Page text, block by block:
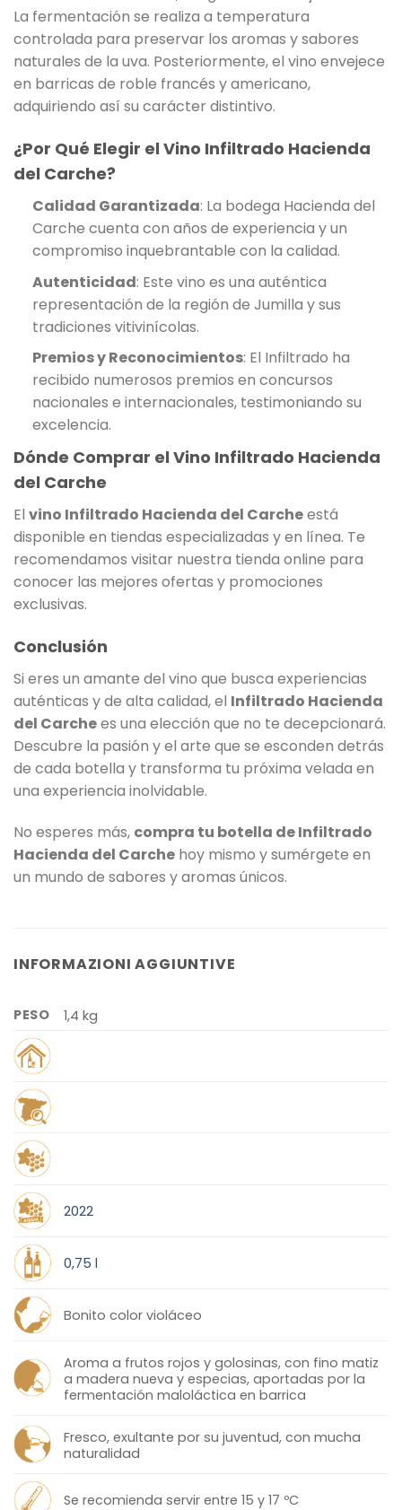
La fermentación se realiza a temperatura
controlada para preservar los aromas y sabores
naturales de la uva. Posteriormente, el vino envejece
en barricas de roble francés y americano,
adquiriendo así su carácter distintivo.
¿Por Qué Elegir el Vino Infiltrado Hacienda
del Carche?
Calidad Garantizada: La bodega Hacienda del
Carche cuenta con años de experiencia y un
compromiso inquebrantable con la calidad.
Autenticidad: Este vino es una auténtica
representación de la región de Jumilla y sus
tradiciones vitivinícolas.
Premios y Reconocimientos: El Infiltrado ha
recibido numerosos premios en concursos
nacionales e internacionales, testimoniando su
excelencia.
Dónde Comprar el Vino Infiltrado Hacienda
del Carche
El vino Infiltrado Hacienda del Carcheestá
disponible en tiendas especializadas y en línea. Te
recomendamos visitar nuestra tienda online para
conocer las mejores ofertas y promociones
exclusivas.
Conclusión
Si eres un amante del vino que busca experiencias
auténticas y de alta calidad, el Infiltrado Hacienda
del Carchees una elección que no te decepcionará.
Descubre la pasión y el arte que se esconden detrás
de cada botella y transforma tu próxima velada en
una experiencia inolvidable.
No esperes más, compra tu botella de Infiltrado
Hacienda del Carche hoy mismo y sumérgete en
un mundo de sabores y aromas únicos.
INFORMAZIONI AGGIUNTIVE
PESO 1,4 kg
2022
0,75 l
Bonito color violáceo
Aroma a frutos rojos y golosinas, con fino matiz
a madera nueva y especias, aportadas por la
fermentación maloláctica en barrica
Fresco, exultante por su juventud, con mucha
naturalidad
Se recomienda servir entre 15 y 17 ºC